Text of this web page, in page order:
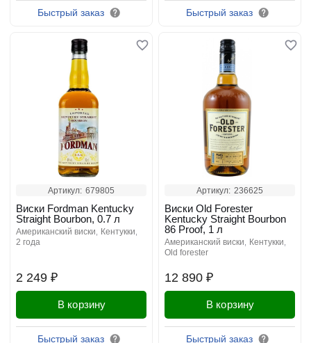
Быстрый заказ Быстрый заказ
Артикул: 679805
2 249 ₽
Виски Fordman Kentucky
Straight Bourbon, 0.7 л
американский виски
кентукки
2 года
В корзину
Быстрый заказ
Артикул: 236625
12 890 ₽
Виски Old Forester
Kentucky Straight Bourbon
86 Proof, 1 л
американский виски
кентукки
old forester
В корзину
Быстрый заказ